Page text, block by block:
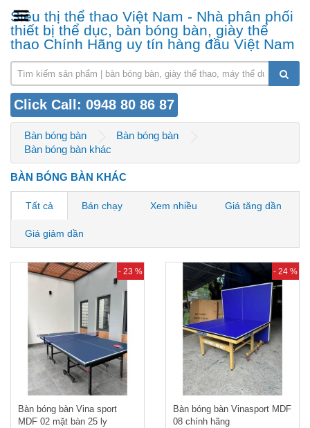
Siêu thị thể thao Việt Nam - Nhà phân phối
thiết bị thể dục, bàn bóng bàn, giày thể
thao Chính Hãng uy tín hàng đầu Việt Nam
Click Call: 0948 80 86 87
Bàn bóng bàn
Bàn bóng bàn
Bàn bóng bàn khác
BÀN BÓNG BÀN KHÁC
Tất cả Bán chạy Xem nhiều Giá tăng dần
Giá giảm dần
- 23 %
Bàn bóng bàn Vina sport
MDF 02 mặt bàn 25 ly
- 24 %
Bàn bóng bàn Vinasport MDF
08 chính hãng